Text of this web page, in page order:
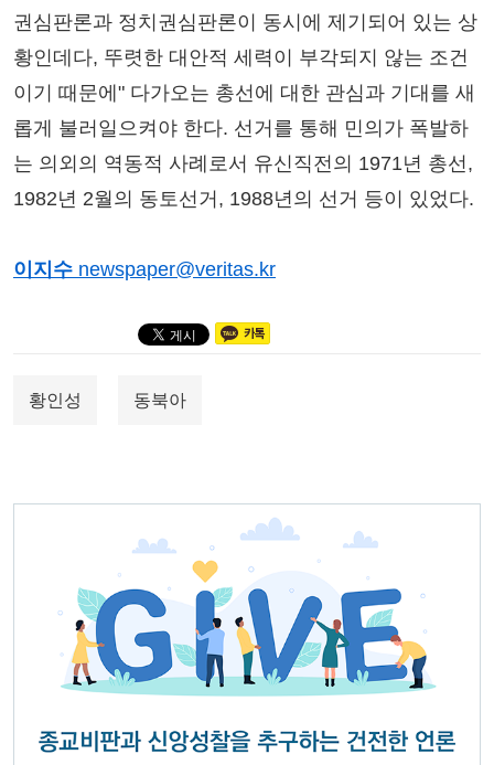
권심판론과 정치권심판론이 동시에 제기되어 있는 상
황인데다, 뚜렷한 대안적 세력이 부각되지 않는 조건
이기 때문에" 다가오는 총선에 대한 관심과 기대를 새
롭게 불러일으켜야 한다. 선거를 통해 민의가 폭발하
는 의외의 역동적 사례로서 유신직전의 1971년 총선,
1982년 2월의 동토선거, 1988년의 선거 등이 있었다.
이지수 newspaper@veritas.kr
황인성 동북아